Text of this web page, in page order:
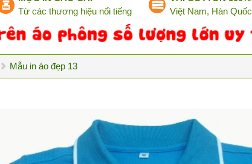
Từ các thương hiệu nổi tiếng
Việt Nam, Hàn Quốc
Mẫu in áo đẹp 13